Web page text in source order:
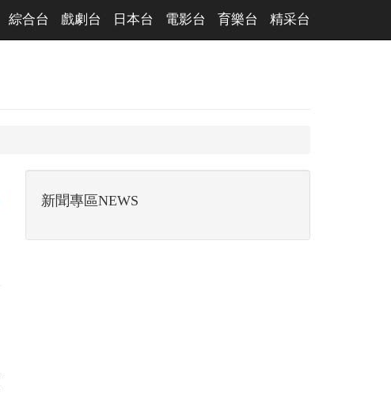
綜合台 戲劇台 日本台 電影台 育樂台 精采台
新聞專區NEWS